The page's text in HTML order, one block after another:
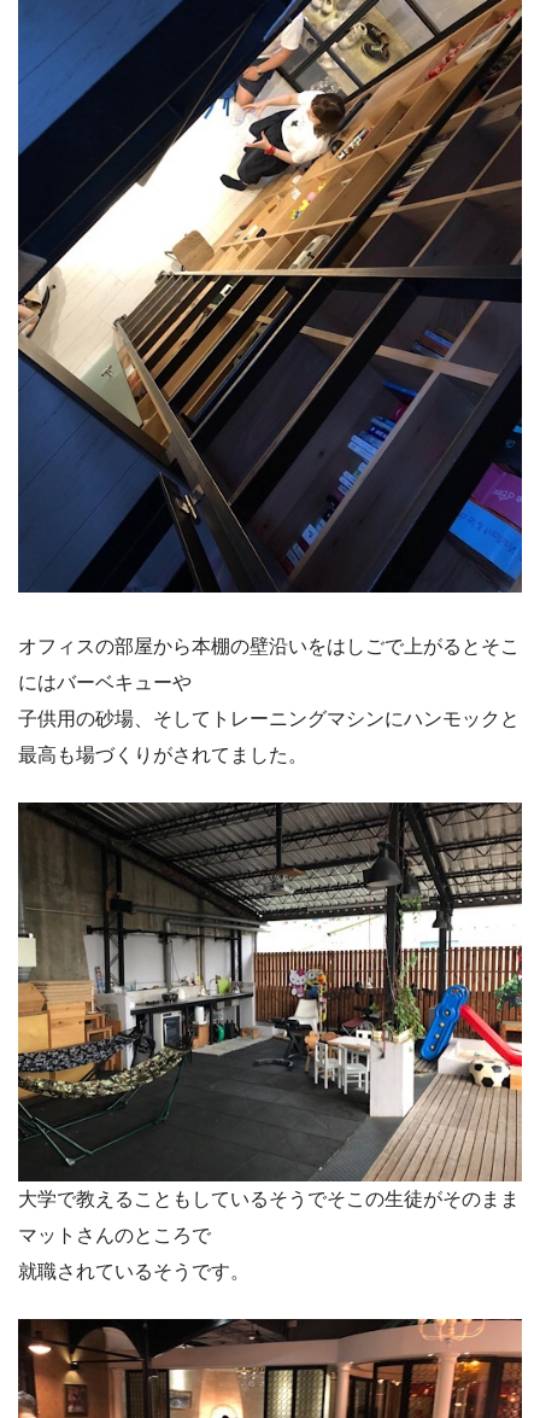
オフィスの部屋から本棚の壁沿いをはしごで上がるとそこ
にはバーベキューや
子供用の砂場、そしてトレーニングマシンにハンモックと
最高も場づくりがされてました。
大学で教えることもしているそうでそこの生徒がそのまま
マットさんのところで
就職されているそうです。